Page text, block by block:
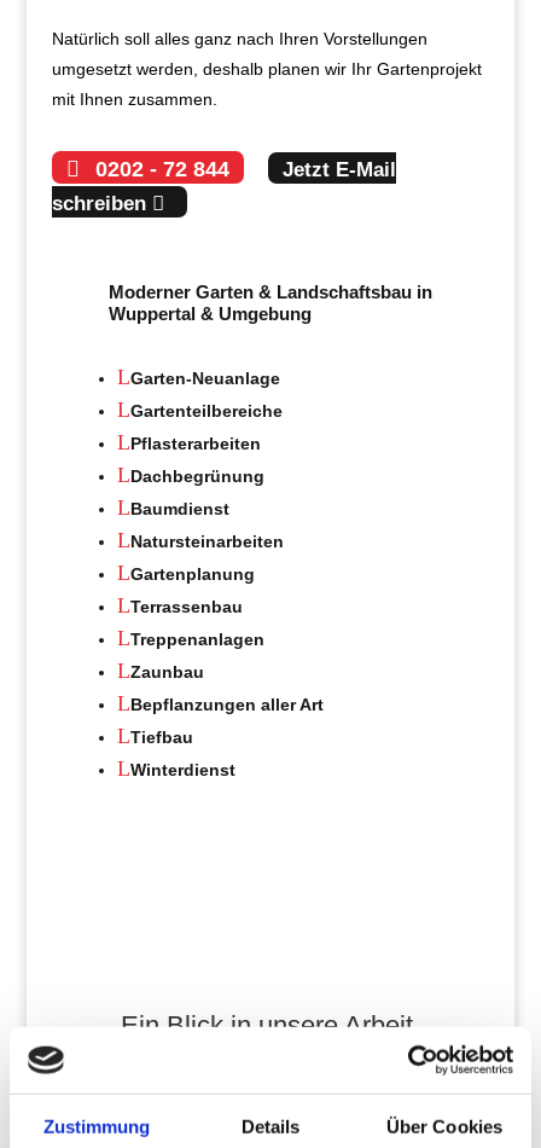
Zustimmung Details Über Cookies
Natürlich soll alles ganz nach Ihren Vorstellungen
umgesetzt werden, deshalb planen wir Ihr Gartenprojekt
mit Ihnen zusammen.
0202 - 72 844
Jetzt E-Mail
schreiben
Moderner Garten & Landschaftsbau in
Wuppertal & Umgebung
LGarten-Neuanlage
LGartenteilbereiche
LPflasterarbeiten
LDachbegrünung
LBaumdienst
LNatursteinarbeiten
LGartenplanung
LTerrassenbau
LTreppenanlagen
LZaunbau
LBepflanzungen aller Art
LTiefbau
LWinterdienst
Ein Blick in unsere Arbeit.